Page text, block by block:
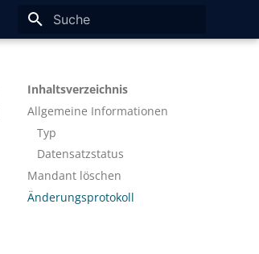
Inhaltsverzeichnis
Allgemeine Informationen
Typ
Datensatzstatus
Mandant löschen
Änderungsprotokoll